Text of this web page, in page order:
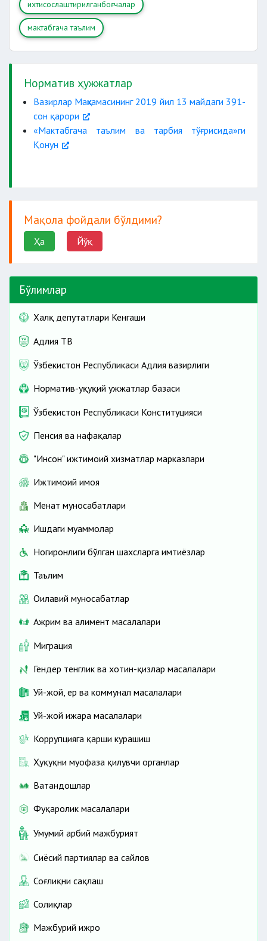
ихтисослаштирилганбоғчалар
мактабгача таълим
Норматив ҳужжатлар
Вазирлар Маҳкамасининг 2019 йил 13 майдаги 391-
сон қарори
«Мактабгача таълим ва тарбия тўғрисида»ги
Қонун
Мақола фойдали бўлдими?
Ҳа Йўқ
Бўлимлар
Халқ депутатлари Кенгаши
Адлия ТВ
Ўзбекистон Республикаси Адлия вазирлиги
Норматив-ҳуқуқий ҳужжатлар базаси
Ўзбекистон Республикаси Конституцияси
Пенсия ва нафақалар
"Инсон" ижтимоий хизматлар марказлари
Ижтимоий ҳимоя
Меҳнат муносабатлари
Ишдаги муаммолар
Ногиронлиги бўлган шахсларга имтиёзлар
Таълим
Оилавий муносабатлар
Ажрим ва алимент масалалари
Миграция
Гендер тенглик ва хотин-қизлар масалалари
Уй-жой, ер ва коммунал масалалари
Уй-жой ижара масалалари
Коррупцияга қарши курашиш
Ҳуқуқни муҳофаза қилувчи органлар
Ватандошлар
Фуқаролик масалалари
Умумий ҳарбий мажбурият
Сиёсий партиялар ва сайлов
Соғлиқни сақлаш
Солиқлар
Мажбурий ижро